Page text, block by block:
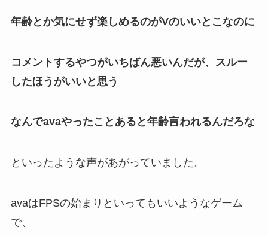
年齢とか気にせず楽しめるのがVのいいとこなのに
コメントするやつがいちばん悪いんだが、スルー
したほうがいいと思う
なんでavaやったことあると年齢言われるんだろな
といったような声があがっていました。
avaはFPSの始まり といってもいいようなゲーム
で、